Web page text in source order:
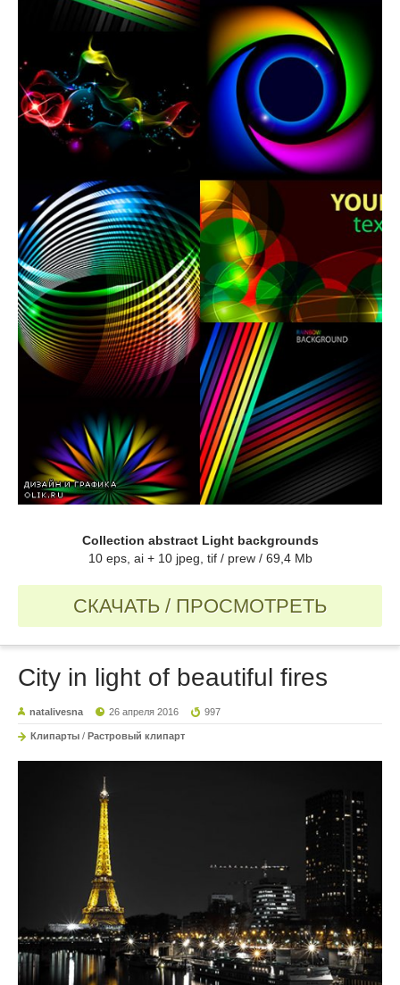
Collection abstract Light backgrounds
10 eps, ai + 10 jpeg, tif / prew / 69,4 Mb
СКАЧАТЬ / ПРОСМОТРЕТЬ
City in light of beautiful fires
natalivesna 26 апреля 2016 997
Клипарты / Растровый клипарт